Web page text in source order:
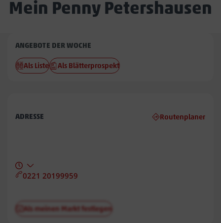
Mein Penny Petershausen
Penny
Petershausen
ANGEBOTE DER WOCHE
Als Liste Als Blätterprospekt
ADRESSE Routenplaner
0221 20199959
Als meinen Markt festlegen